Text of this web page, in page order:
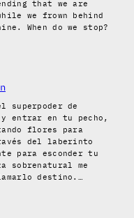
that we are
we frown behind
When do we stop?
de
y entrar en tu pecho,
flores para
del laberinto
para esconder tu
sobrenatural me
destino.…